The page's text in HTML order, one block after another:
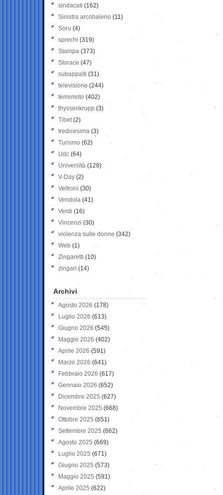
sindacati (162)
Sinistra arcobaleno (11)
Soru (4)
sprechi (319)
Stampa (373)
Storace (47)
subappalti (31)
televisione(244)
terremoto (402)
thyssenkrupp (3)
Tibet(2)
tredicesima (3)
Turismo (62)
Udc (64)
Università (128)
V-Day (2)
Veltroni (30)
Vendola (41)
Verdi (16)
Vincenzi (30)
violenza sulle donne (342)
Web (1)
Zingaretti (10)
zingari (14)
Archivi
Agosto 2026 (178)
Luglio 2026 (613)
Giugno 2026 (545)
Maggio 2026 (402)
Aprile 2026 (591)
Marzo 2026 (641)
Febbraio 2026 (617)
Gennaio 2026 (652)
Dicembre 2025 (627)
Novembre 2025 (668)
Ottobre 2025 (651)
Settembre 2025 (662)
Agosto 2025 (669)
Luglio 2025 (671)
Giugno 2025 (573)
Maggio 2025 (591)
Aprile 2025 (622)